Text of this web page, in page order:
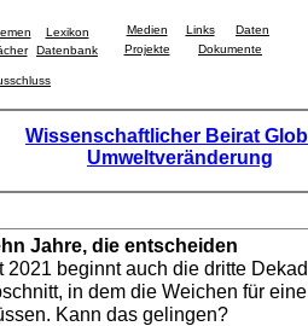
Lexikon
Datenbank
Medien Links
Daten
Projekte
Dokumente
Wissenschaftlicher Beirat
Umweltveränderung
Jahre, die entscheiden
2021 beginnt auch die dritte
in dem die Weichen für
Kann das gelingen?